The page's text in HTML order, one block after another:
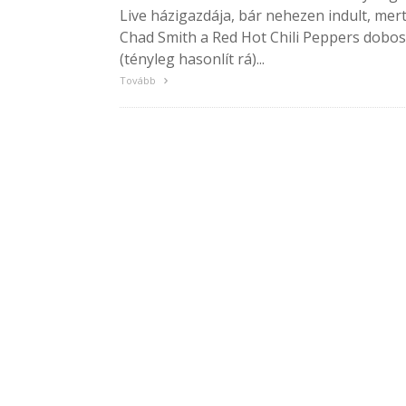
Live házigazdája, bár nehezen indult, mert
Chad Smith a Red Hot Chili Peppers
(tényleg hasonlít rá)...
Tovább